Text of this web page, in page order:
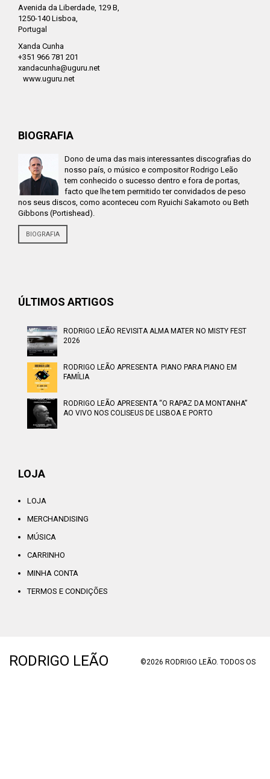
Avenida da Liberdade, 129 B,
1250-140 Lisboa,
Portugal
Xanda Cunha
+351 966 781 201
xandacunha@uguru.net
www.uguru.net
BIOGRAFIA
Dono de uma das mais interessantes discografias do
nosso país, o músico e compositor Rodrigo Leão
tem conhecido o sucesso dentro e fora de portas,
facto que lhe tem permitido ter convidados de peso
nos seus discos, como aconteceu com Ryuichi Sakamoto ou Beth
Gibbons (Portishead).
BIOGRAFIA
ÚLTIMOS ARTIGOS
RODRIGO LEÃO REVISITA ALMA MATER NO MISTY FEST
2026
RODRIGO LEÃO APRESENTA PIANO PARA PIANO EM
FAMÍLIA
RODRIGO LEÃO APRESENTA “O RAPAZ DA MONTANHA”
AO VIVO NOS COLISEUS DE LISBOA E PORTO
LOJA
LOJA
MERCHANDISING
MÚSICA
CARRINHO
MINHA CONTA
TERMOS E CONDIÇÕES
RODRIGO LEÃO ©2026 RODRIGO LEÃO. TODOS OS